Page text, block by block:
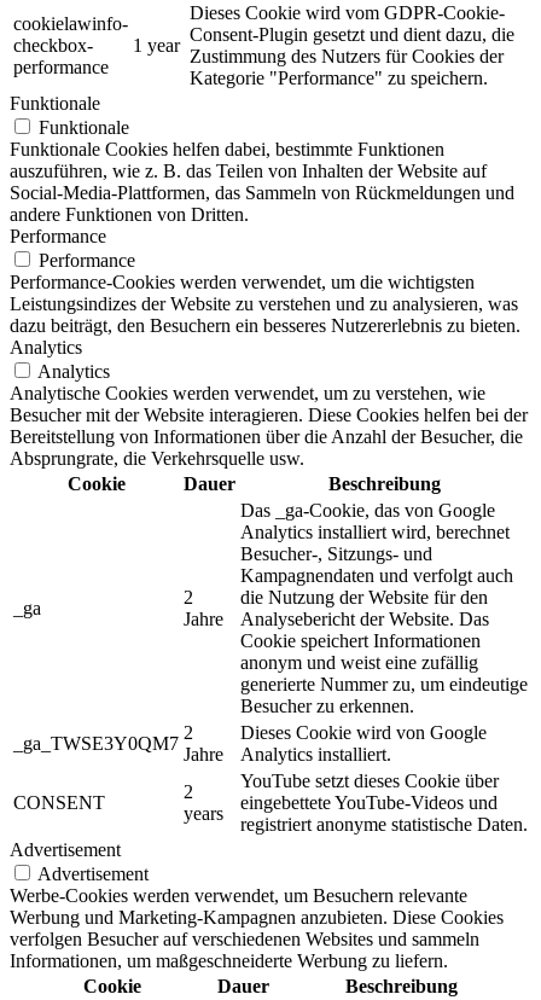
cookielawinfo-
checkbox-
performance
1 year
Dieses Cookie wird vom GDPR-Cookie-
Consent-Plugin gesetzt und dient dazu, die
Zustimmung des Nutzers für Cookies der
Kategorie "Performance" zu speichern.
Funktionale
Funktionale
Funktionale Cookies helfen dabei, bestimmte Funktionen
auszuführen, wie z. B. das Teilen von Inhalten der Website auf
Social-Media-Plattformen, das Sammeln von Rückmeldungen und
andere Funktionen von Dritten.
Performance
Performance
Performance-Cookies werden verwendet, um die wichtigsten
Leistungsindizes der Website zu verstehen und zu analysieren, was
dazu beiträgt, den Besuchern ein besseres Nutzererlebnis zu bieten.
Analytics
Analytics
Analytische Cookies werden verwendet, um zu verstehen, wie
Besucher mit der Website interagieren. Diese Cookies helfen bei der
Bereitstellung von Informationen über die Anzahl der Besucher, die
Absprungrate, die Verkehrsquelle usw.
Cookie
Dauer Beschreibung
_ga
2
Jahre
Das _ga-Cookie, das von Google
Analytics installiert wird, berechnet
Besucher-, Sitzungs- und
Kampagnendaten und verfolgt auch
die Nutzung der Website für den
Analysebericht der Website. Das
Cookie speichert Informationen
anonym und weist eine zufällig
generierte Nummer zu, um eindeutige
Besucher zu erkennen.
_ga_TWSE3Y0QM7
2
Jahre
Dieses Cookie wird von Google
Analytics installiert.
CONSENT
2
years
YouTube setzt dieses Cookie über
eingebettete YouTube-Videos und
registriert anonyme statistische Daten.
Advertisement
Advertisement
Werbe-Cookies werden verwendet, um Besuchern relevante
Werbung und Marketing-Kampagnen anzubieten. Diese Cookies
verfolgen Besucher auf verschiedenen Websites und sammeln
Informationen, um maßgeschneiderte Werbung zu liefern.
Cookie
Dauer Beschreibung